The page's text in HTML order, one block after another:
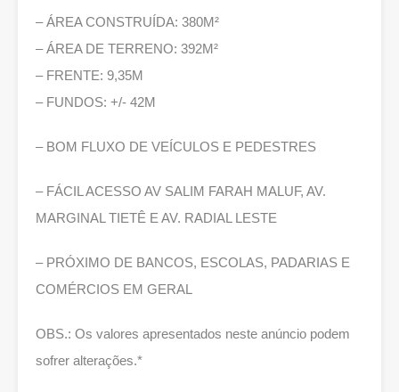
– ÁREA CONSTRUÍDA: 380M²
– ÁREA DE TERRENO: 392M²
– FRENTE: 9,35M
– FUNDOS: +/- 42M
– BOM FLUXO DE VEÍCULOS E PEDESTRES
– FÁCIL ACESSO AV SALIM FARAH MALUF, AV.
MARGINAL TIETÊ E AV. RADIAL LESTE
– PRÓXIMO DE BANCOS, ESCOLAS, PADARIAS E
COMÉRCIOS EM GERAL
OBS.: Os valores apresentados neste anúncio podem
sofrer alterações.*